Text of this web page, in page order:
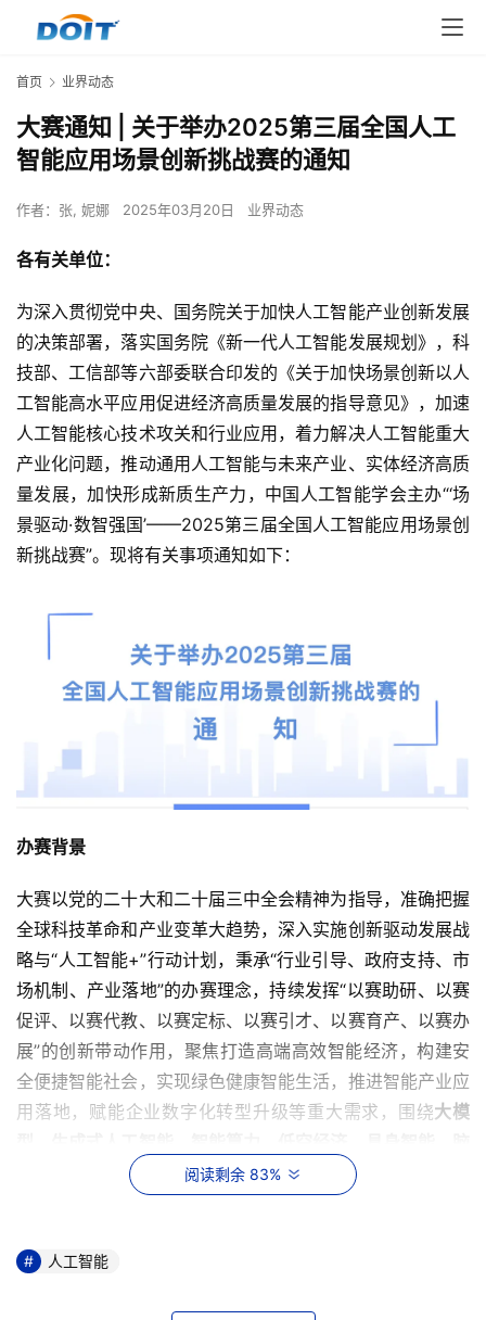
首页 业界动态
大赛通知 | 关于举办2025第三届全国人工
智能应用场景创新挑战赛的通知
作者： 张, 妮娜 2025年03月20日 业界动态
各有关单位：
为深入贯彻党中央、国务院关于加快人工智能产业创新发展
的决策部署，落实国务院《新一代人工智能发展规划》，科
技部、工信部等六部委联合印发的《关于加快场景创新以人
工智能高水平应用促进经济高质量发展的指导意见》，加速
人工智能核心技术攻关和行业应用，着力解决人工智能重大
产业化问题，推动通用人工智能与未来产业、实体经济高质
量发展，加快形成新质生产力，中国人工智能学会主办“‘场
景驱动·数智强国’——2025第三届全国人工智能应用场景创
新挑战赛”。现将有关事项通知如下：
办赛背景
大赛以党的二十大和二十届三中全会精神为指导，准确把握
全球科技革命和产业变革大趋势，深入实施创新驱动发展战
略与“人工智能+”行动计划，秉承“行业引导、政府支持、市
场机制、产业落地”的办赛理念，持续发挥“以赛助研、以赛
促评、以赛代教、以赛定标、以赛引才、以赛育产、以赛办
展”的创新带动作用，聚焦打造高端高效智能经济，构建安
全便捷智能社会，实现绿色健康智能生活，推进智能产业应
用落地，赋能企业数字化转型升级等重大需求，围绕大模
机接口、合成生物、新能源储能等重点领域，设立36个场
阅读剩余 83%
人工智能